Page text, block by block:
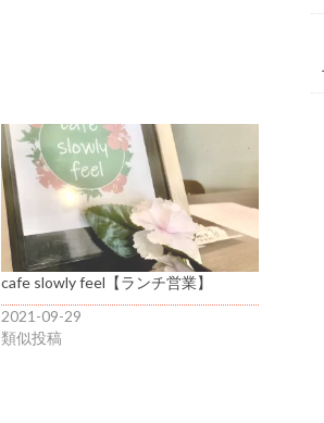
cafe slowly feel【ランチ営業】
2021-09-29
類似投稿